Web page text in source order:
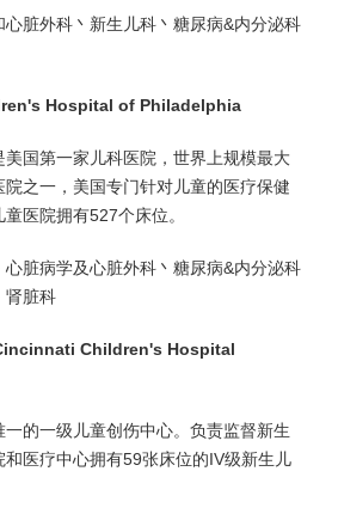
脏外科丶新生儿科丶糖尿病&内分泌科
Hospital of Philadelphia
国第一家儿科医院，世界上规模最大
院之一，美国专门针对儿童的医疗保健
医院拥有527个床位。
脏病学及心脏外科丶糖尿病&内分泌科
肾脏科
Children's Hospital
的一级儿童创伤中心。负责监督新生
和医疗中心拥有59张床位的IV级新生儿